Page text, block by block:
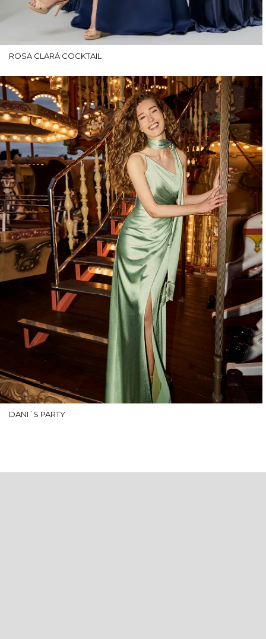
ROSA CLARÁ COCKTAIL
DANI´S PARTY